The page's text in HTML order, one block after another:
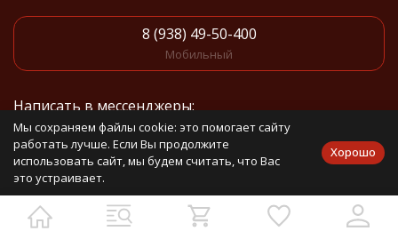
8 (938) 49-50-400
Мобильный
Написать в мессенджеры:
Написать в Telegram
Мы сохраняем файлы cookie: это помогает сайту
работать лучше. Если Вы продолжите
использовать сайт, мы будем считать, что Вас
это устраивает.
Хорошо